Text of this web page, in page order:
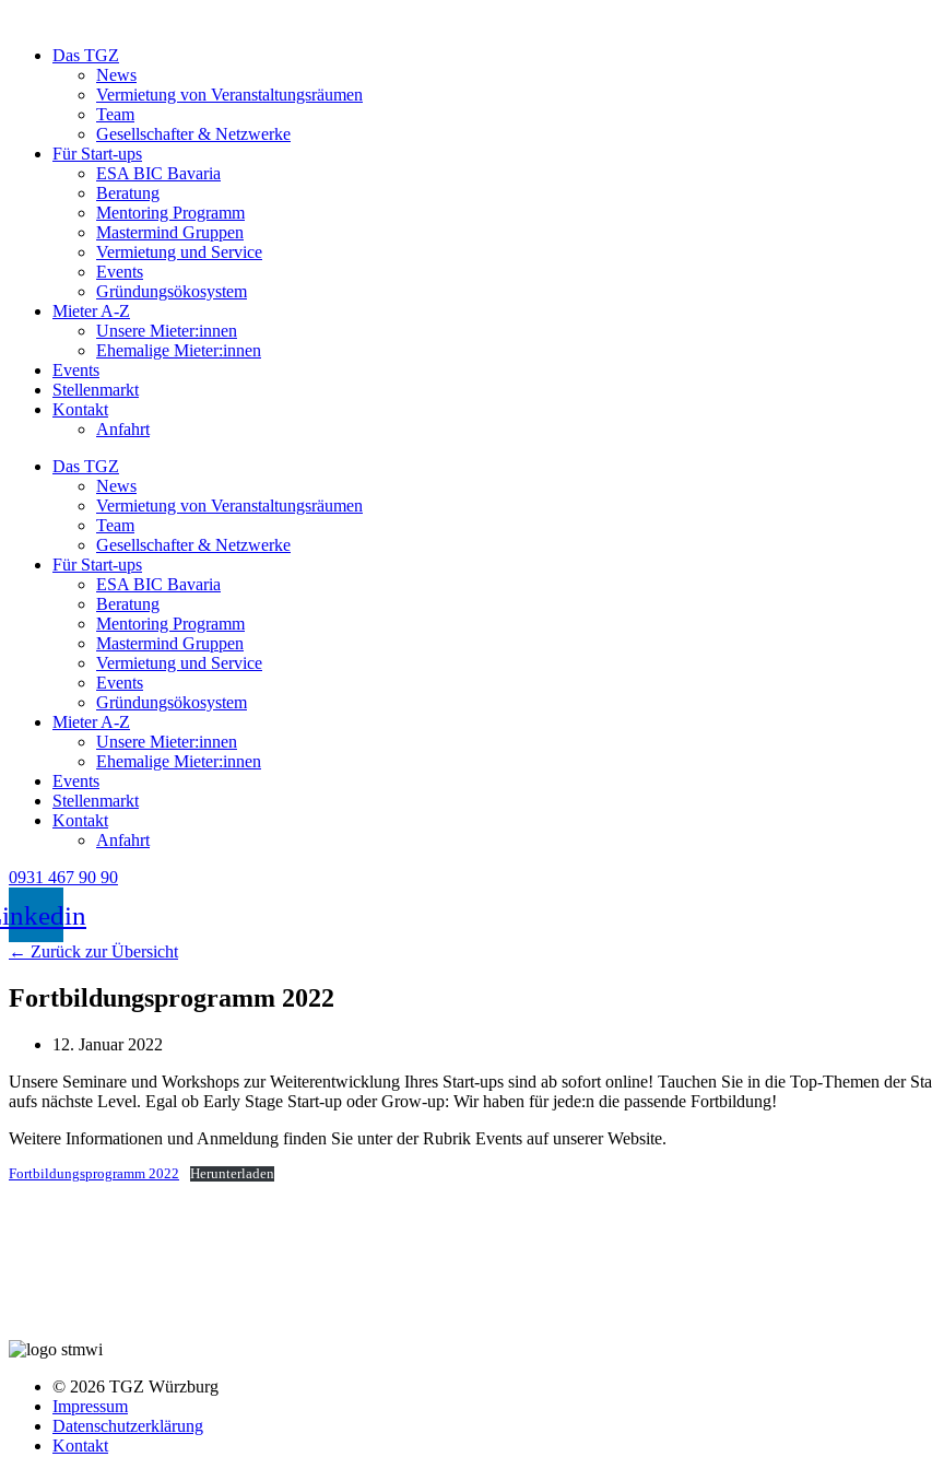
Das TGZ
News
Vermietung von Veranstaltungsräumen
Team
Gesellschafter & Netzwerke
Für Start-ups
ESA BIC Bavaria
Beratung
Mentoring Programm
Mastermind Gruppen
Vermietung und Service
Events
Gründungsökosystem
Mieter A-Z
Unsere Mieter:innen
Ehemalige Mieter:innen
Events
Stellenmarkt
Kontakt
Anfahrt
Das TGZ
News
Vermietung von Veranstaltungsräumen
Team
Gesellschafter & Netzwerke
Für Start-ups
ESA BIC Bavaria
Beratung
Mentoring Programm
Mastermind Gruppen
Vermietung und Service
Events
Gründungsökosystem
Mieter A-Z
Unsere Mieter:innen
Ehemalige Mieter:innen
Events
Stellenmarkt
Kontakt
Anfahrt
0931 467 90 90
← Zurück zur Übersicht
Fortbildungsprogramm 2022
12. Januar 2022
Unsere Seminare und Workshops zur Weiterentwicklung Ihres Start-ups sind ab sofort online! Tauchen Sie in die Top-Themen der
aufs nächste Level. Egal ob Early Stage Start-up oder Grow-up: Wir haben für jede:n die passende Fortbildung!
Weitere Informationen und Anmeldung finden Sie unter der Rubrik Events auf unserer Website.
Fortbildungsprogramm 2022 Herunterladen
© 2026 TGZ Würzburg
Impressum
Datenschutzerklärung
Kontakt